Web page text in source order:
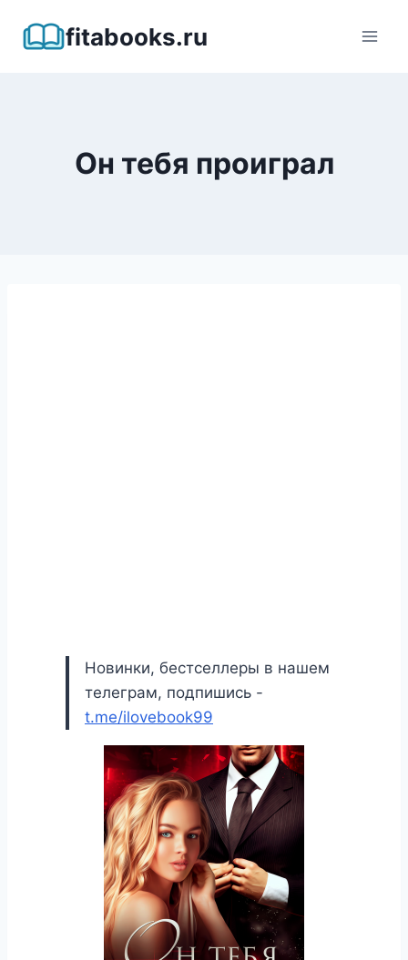
fitabooks.ru
Он тебя проиграл
Новинки, бестселлеры в нашем
телеграм, подпишись -
t.me/ilovebook99